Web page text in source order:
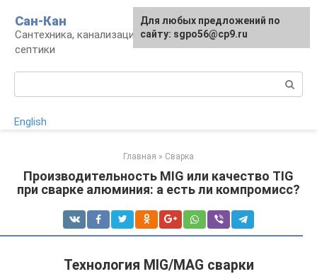
контенту
Сан-Кан
Сантехника, канализация, водопровод,
септики
English
Главная » Сварка
Производительность MIG или качество TIG
при сварке алюминия: а есть ли компромисс?
Технология MIG/MAG сварки
Для любых предложений по
сайту: sgpo56@cp9.ru